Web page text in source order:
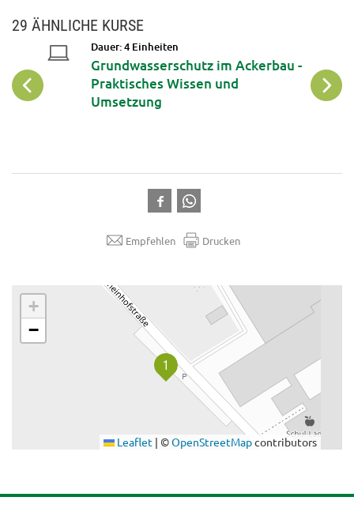
29 ÄHNLICHE KURSE
Dauer: 4 Einheiten
Grundwasserschutz im Ackerbau -
Praktisches Wissen und
Umsetzung
Empfehlen Drucken
+
−
Leaflet | ©OpenStreetMapcontributors